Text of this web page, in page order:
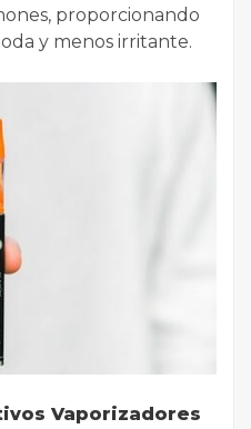
proporcionando
y menos irritante.
Vaporizadores